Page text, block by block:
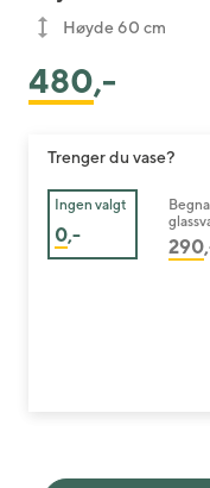
Høyde 60 cm
480,-
Trenger du vase?
Ingen valgt
0,-
Begna
26 cm
290